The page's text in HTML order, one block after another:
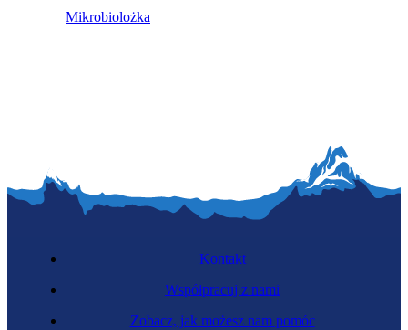
Mikrobiolożka
Kontakt
Współpracuj z nami
Zobacz, jak możesz nam pomóc